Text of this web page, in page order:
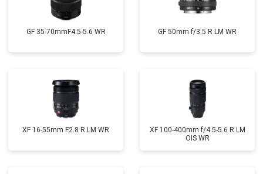
GF 35-70mmF4.5-5.6 WR GF 50mm f/3.5 R LM WR
XF 16-55mm F2.8 R LM WR
XF 100-400mm f/4.5-5.6 R LM
OIS WR